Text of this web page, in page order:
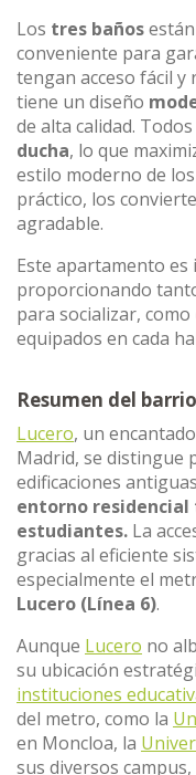
Los tres baños
conveniente para
tengan acceso fácil y
tiene un diseño
de alta calidad.
ducha, lo que
estilo moderno de
práctico, los
agradable.
Este apartamento
proporcionando
para socializar, como
equipados en cada
Resumen del barrio
Lucero, un
Madrid, se distingue
edificaciones
entorno
estudiantes. La
gracias al eficiente
especialmente el
Lucero (Línea 6).
Aunque Lucero no
su ubicación
instituciones
del metro, como la
en Moncloa, la
sus diversos campus,